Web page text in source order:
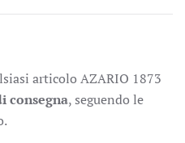
articolo AZARIO 1873
consegna, seguendo le